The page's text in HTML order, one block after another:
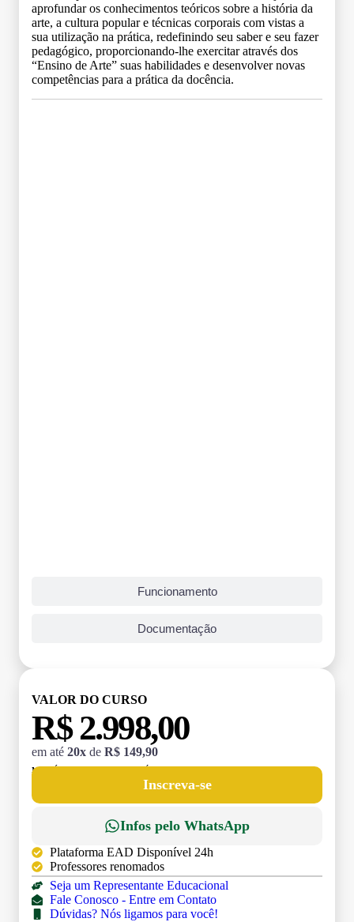
aprofundar os conhecimentos teóricos sobre a história da
arte, a cultura popular e técnicas corporais com vistas a
sua utilização na prática, redefinindo seu saber e seu fazer
pedagógico, proporcionando-lhe exercitar através dos
“Ensino de Arte” suas habilidades e desenvolver novas
competências para a prática da docência.
Funcionamento
Documentação
VALOR DO CURSO
R$ 2.998,00
em até 20x de R$ 149,90
MATRÍCULA:
Inscreva-se
Infos pelo WhatsApp
Plataforma EAD Disponível 24h
Professores renomados
Seja um Representante Educacional
Fale Conosco - Entre em Contato
Dúvidas? Nós ligamos para você!